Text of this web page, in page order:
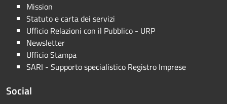
Mission
Statuto e carta dei servizi
Ufficio Relazioni con il Pubblico - URP
Newsletter
Ufficio Stampa
SARI - Supporto specialistico Registro Imprese
Social